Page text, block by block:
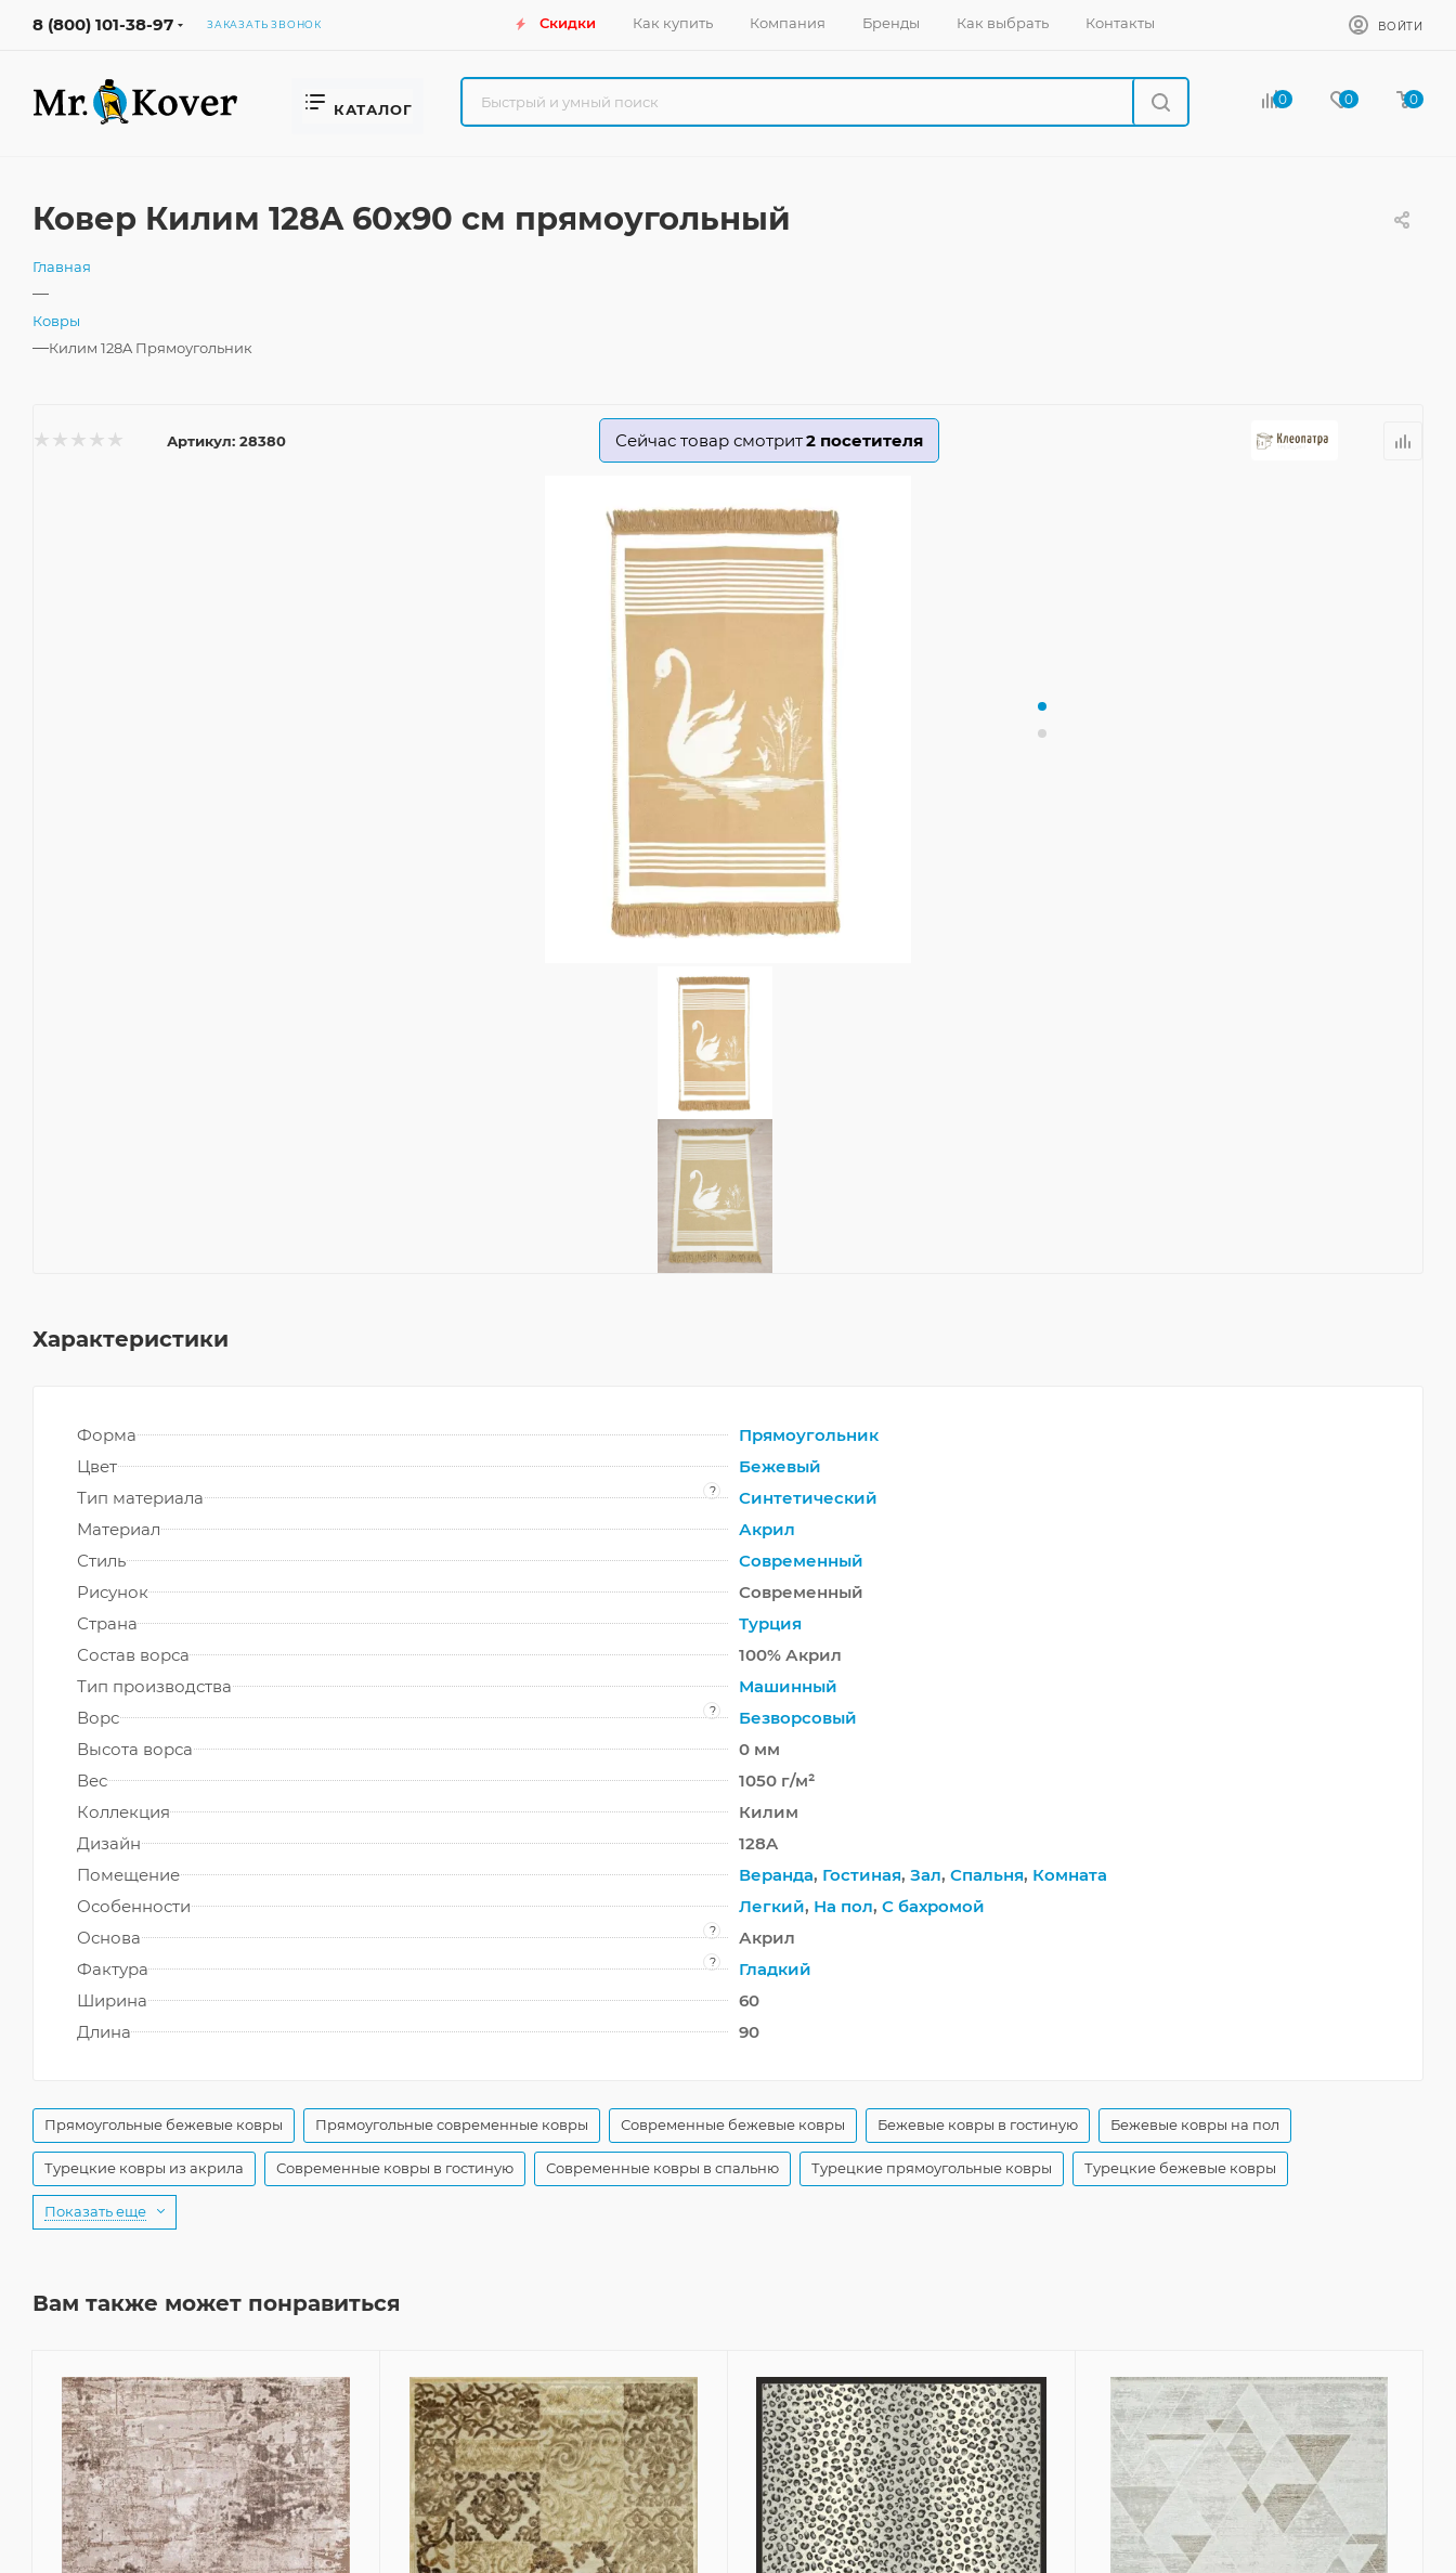
8 (800) 101-38-97 ЗАКАЗАТЬ ЗВОНОК Скидки Как купить Компания Бренды Как выбрать Контакты ВОЙТИ
КАТАЛОГ
0 0 0
Ковер Килим 128A 60x90 см прямоугольный
Главная
—
Ковры
—Килим 128A Прямоугольник
Артикул: 28380 Сейчас товар смотрит2 посетителя
Характеристики
Форма
Прямоугольник
Цвет
Бежевый
Тип материала
?
Синтетический
Материал
Акрил
Стиль
Современный
Рисунок
Современный
Страна
Турция
Состав ворса
100% Акрил
Тип производства
Машинный
Ворс
?
Безворсовый
Высота ворса
0 мм
Вес
1050 г/м²
Коллекция
Килим
Дизайн
128A
Помещение
Веранда, Гостиная, Зал, Спальня, Комната
Особенности
Легкий, На пол, С бахромой
Основа
?
Акрил
Фактура
?
Гладкий
Ширина
60
Длина
90
Прямоугольные бежевые ковры Прямоугольные современные ковры Современные бежевые ковры Бежевые ковры в гостиную Бежевые ковры на пол
Турецкие ковры из акрила Современные ковры в гостиную Современные ковры в спальню Турецкие прямоугольные ковры Турецкие бежевые ковры
Показать еще
Вам также может понравиться